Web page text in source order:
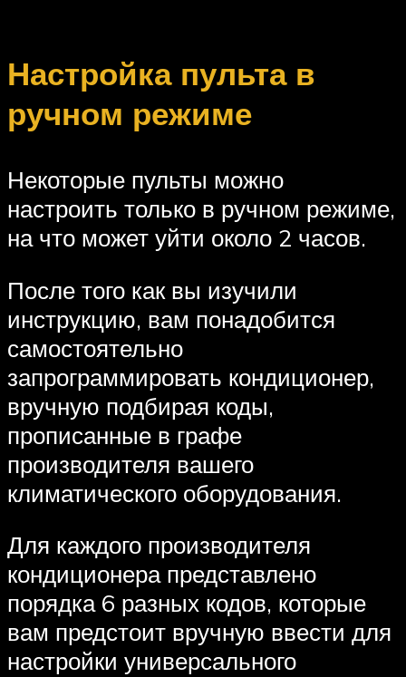
Настройка пульта в
ручном режиме
Некоторые пульты можно
настроить только в ручном режиме,
на что может уйти около 2 часов.
После того как вы изучили
инструкцию, вам понадобится
самостоятельно
запрограммировать кондиционер,
вручную подбирая коды,
прописанные в графе
производителя вашего
климатического оборудования.
Для каждого производителя
кондиционера представлено
порядка 6 разных кодов, которые
вам предстоит вручную ввести для
настройки универсального